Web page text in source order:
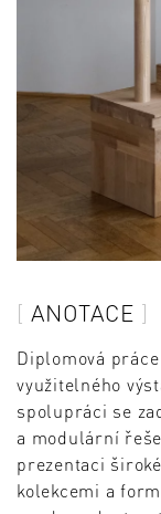
ANOTACE
Diplomová
využitelného
spolupráci se
a modulární
prezentaci
kolekcemi a